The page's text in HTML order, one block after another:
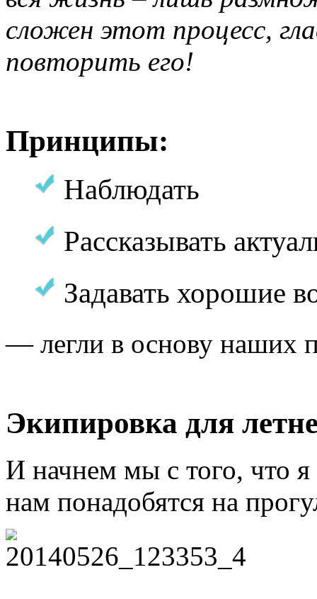
сложен этот процесс,
повторить его!
Принципы:
Наблюдать
Рассказывать
Задавать хорошие
— легли в основу наших
Экипировка для
И начнем мы с того, что
нам понадобятся на